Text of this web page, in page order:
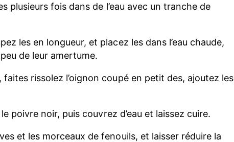
plusieurs fois dans de l’eau avec un tranche de
les en longueur, et placez les dans l’eau chaude,
de leur amertume.
rissolez l’oignon coupé en petit des, ajoutez les
poivre noir, puis couvrez d’eau et laissez cuire.
et les morceaux de fenouils, et laisser réduire la